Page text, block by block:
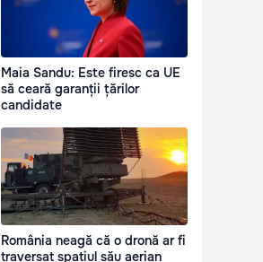
Maia Sandu: Este firesc ca UE
să ceară garanții țărilor
candidate
România neagă că o dronă ar fi
traversat spațiul său aerian